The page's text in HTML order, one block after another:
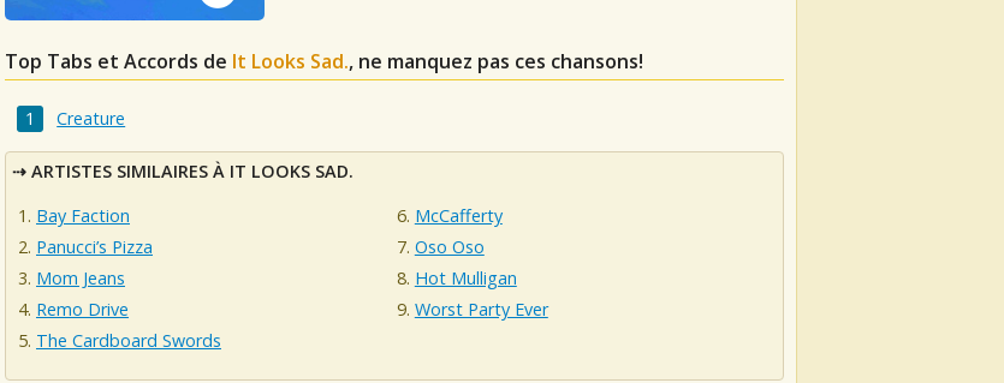
Top Tabs et Accords de It Looks Sad., ne manquez pas ces chansons!
Creature
ARTISTES SIMILAIRES À IT LOOKS SAD.
Bay Faction
Panucci’s Pizza
Mom Jeans
Remo Drive
The Cardboard Swords
McCafferty
Oso Oso
Hot Mulligan
Worst Party Ever